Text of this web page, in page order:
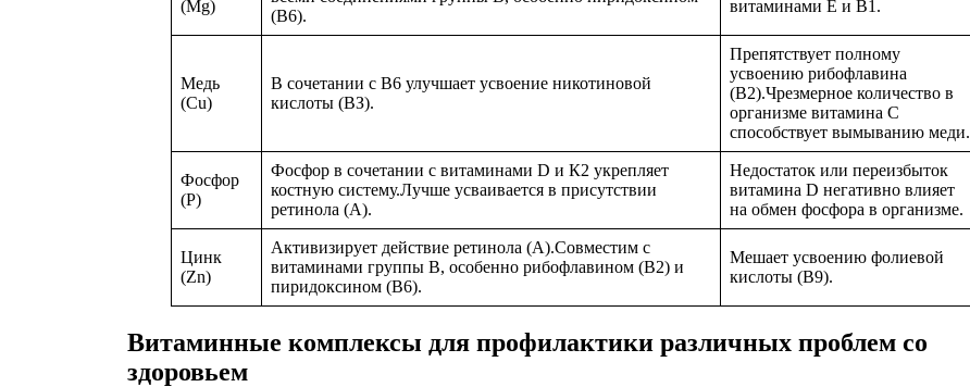
(Mg)
(В6).
витаминами Е и В1.
Медь
(Cu)
В сочетании с В6 улучшает усвоение никотиновой
кислоты (ВЗ).
Препятствует полному
усвоению рибофлавина
(В2).Чрезмерное количество в
организме витамина С
способствует вымыванию меди.
Фосфор
(Р)
Фосфор в сочетании с витаминами D и К2 укрепляет
костную систему.Лучше усваивается в присутствии
ретинола (А).
Недостаток или переизбыток
витамина D негативно влияет
на обмен фосфора в организме.
Цинк
(Zn)
Активизирует действие ретинола (А).Совместим с
витаминами группы В, особенно рибофлавином (В2) и
пиридоксином (В6).
Мешает усвоению фолиевой
кислоты (В9).
Витаминные комплексы для профилактики различных проблем со
здоровьем